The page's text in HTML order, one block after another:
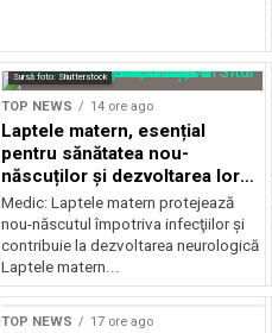
Sursă foto: Shutterstock
TOP NEWS 14 ore ago
Laptele matern, esențial
pentru sănătatea nou-
născuților și dezvoltarea lor
neurologică
Medic: Laptele matern protejează
nou-născutul împotriva infecţiilor şi
contribuie la dezvoltarea neurologică
Laptele matern...
TOP NEWS 17 ore ago